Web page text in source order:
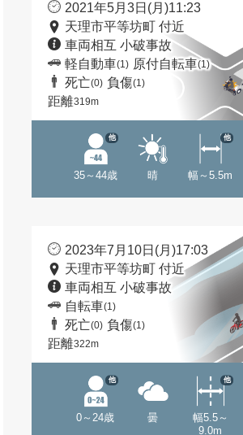
2021年5月3日(月)11:23
天理市平等坊町 付近
車両相互 小破事故
軽自動車(1) 原付自転車(1)
死亡(0) 負傷(1)
距離319m
35～44歳
他
晴 幅～5.5m
他
2023年7月10日(月)17:03
天理市平等坊町 付近
車両相互 小破事故
自転車(1)
死亡(0) 負傷(1)
距離322m
0～24歳
他
曇
幅5.5～
9.0m
他